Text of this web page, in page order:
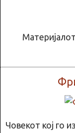
Човекот кој го